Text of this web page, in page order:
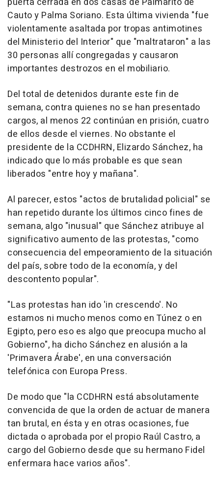
Cauto y Palma Soriano. Esta última vivienda "fue
violentamente asaltada por tropas antimotines
del Ministerio del Interior" que "maltrataron" a las
30 personas allí congregadas y causaron
importantes destrozos en el mobiliario.
Del total de detenidos durante este fin de
semana, contra quienes no se han presentado
cargos, al menos 22 continúan en prisión, cuatro
de ellos desde el viernes. No obstante el
presidente de la CCDHRN, Elizardo Sánchez, ha
indicado que lo más probable es que sean
liberados "entre hoy y mañana".
Al parecer, estos "actos de brutalidad policial" se
han repetido durante los últimos cinco fines de
semana, algo "inusual" que Sánchez atribuye al
significativo aumento de las protestas, "como
consecuencia del empeoramiento de la situación
del país, sobre todo de la economía, y del
descontento popular".
"Las protestas han ido 'in crescendo'. No
estamos ni mucho menos como en Túnez o en
Egipto, pero eso es algo que preocupa mucho al
Gobierno", ha dicho Sánchez en alusión a la
'Primavera Árabe', en una conversación
telefónica con Europa Press.
De modo que "la CCDHRN está absolutamente
convencida de que la orden de actuar de manera
tan brutal, en ésta y en otras ocasiones, fue
dictada o aprobada por el propio Raúl Castro, a
cargo del Gobierno desde que su hermano Fidel
enfermara hace varios años".